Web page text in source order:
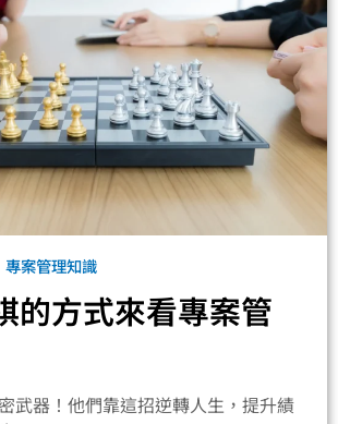
專案管理知識
的方式來看專案管
武器！他們靠這招逆轉人生，提升績